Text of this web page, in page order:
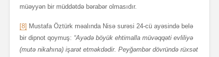
müəyyən bir müddətdə bərabər olmasıdır.
[8] Mustafa Öztürk məalında Nisə surəsi 24-cü ayəsində belə
bir dipnot qoymuş: “Ayədə böyük ehtimalla müvəqqəti evliliyə
(mutə nikahına) işarət etməkdədir. Peyğəmbər dövründə rüxsət